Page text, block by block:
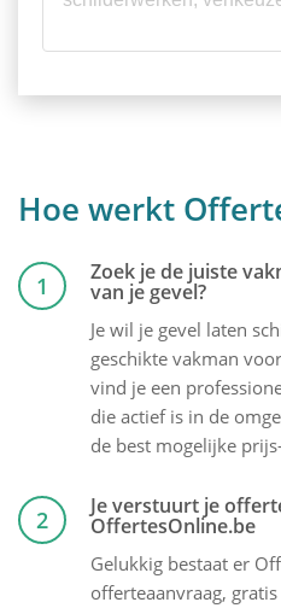
Hoe werkt
1 Zoek je de juiste
van je gevel?
Je wil je gevel laten
geschikte vakman
vind je een
die actief is in de
de best mogelijke
2 Je verstuurt je
OffertesOnline.be
Gelukkig bestaat er
offerteaanvraag,